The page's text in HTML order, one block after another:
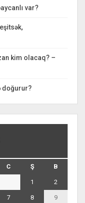
var?
kim olacaq? –
doğurur?
C Ş B
1 2
7 8 9